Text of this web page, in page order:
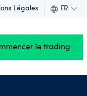
Légales FR
le trading